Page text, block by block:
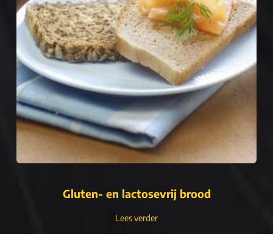
Gluten- en lactosevrij brood
Lees verder